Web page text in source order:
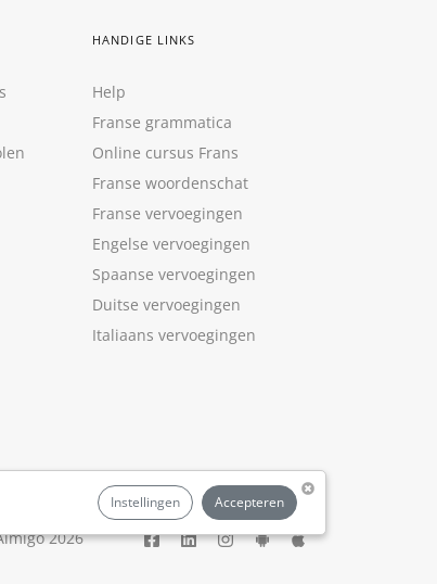
Instellingen Accepteren
HANDIGE LINKS
Help
Franse grammatica
Online cursus Frans
Franse woordenschat
Franse vervoegingen
Engelse vervoegingen
Spaanse vervoegingen
Duitse vervoegingen
Italiaans vervoegingen
2026